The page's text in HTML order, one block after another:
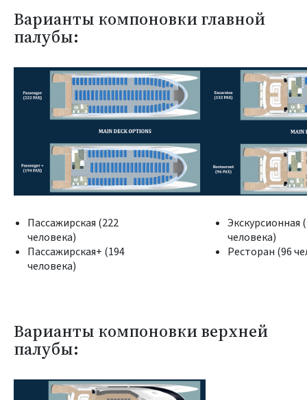
Варианты компоновки главной
палубы:
Пассажирская (222
человека)
Пассажирская+ (194
человека)
Экскурсионная
человека)
Ресторан (96
Варианты компоновки верхней
палубы: